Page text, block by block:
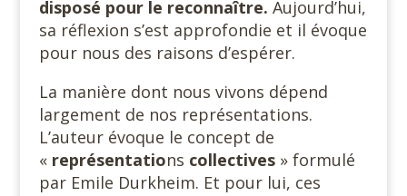
disposé pour le reconnaître. Aujourd’hui,
sa réflexion s’est approfondie et il évoque
pour nous des raisons d’espérer.
La manière dont nous vivons dépend
largement de nos représentations.
L’auteur évoque le concept de
« représentations collectives» formulé
par Emile Durkheim. Et pour lui, ces